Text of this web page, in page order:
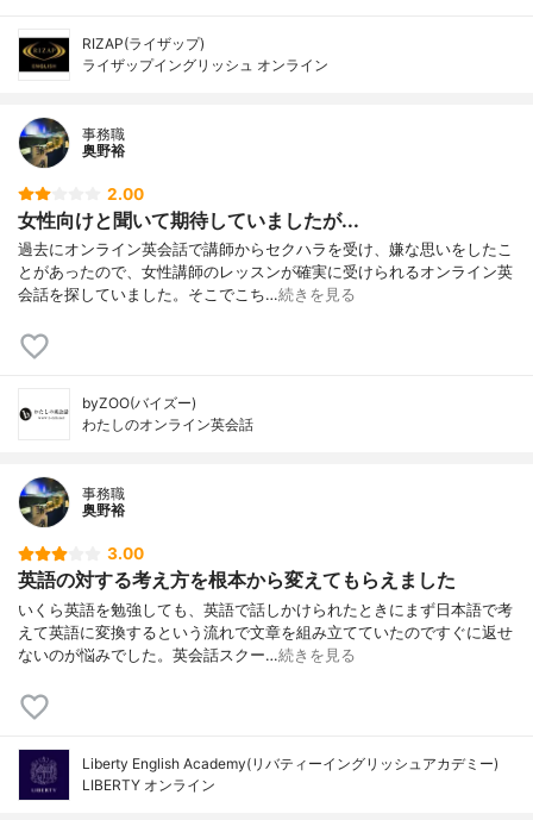
RIZAP(ライザップ)
ライザップイングリッシュ オンライン
事務職
奥野裕
2.00
女性向けと聞いて期待していましたが...
過去にオンライン英会話で講師からセクハラを受け、嫌な思いをしたこ
とがあったので、女性講師のレッスンが確実に受けられるオンライン英
会話を探していました。そこでこち…続きを見る
byZOO(バイズー)
わたしのオンライン英会話
事務職
奥野裕
3.00
英語の対する考え方を根本から変えてもらえました
いくら英語を勉強しても、英語で話しかけられたときにまず日本語で考
えて英語に変換するという流れで文章を組み立てていたのですぐに返せ
ないのが悩みでした。英会話スクー…続きを見る
Liberty English Academy(リバティーイングリッシュアカデミー)
LIBERTY オンライン